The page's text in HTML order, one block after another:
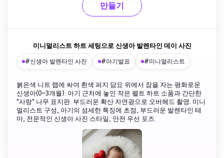
만들기
미니멀리스트 하트 세팅으로 신생아 발렌타인 데이 사진
#신생아 발렌타인 사진 #아기발표 #미니멀리스트
붉은색 니트 랩에 싸여 흰색 퍼지 담요 위에서 잠을 자는 평화로운
신생아(0~3개월). 아기 근처에 놓인 작은 펠트 하트 소품과 간단한
"사랑" 나무 표지판. 부드러운 확산 자연광으로 오버헤드 촬영. 미니
멀리스트 구성, 아기의 섬세한 특징에 초점, 부드러운 발렌타인 테
마, 전문적인 신생아 사진 스타일, 안전 우선 포즈.